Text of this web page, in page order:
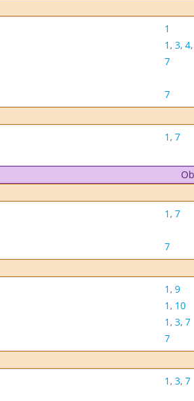
1
1, 3, 4,
7
7
1, 7
1, 7
7
1, 9
1, 10
1, 3, 7
7
1, 3, 7